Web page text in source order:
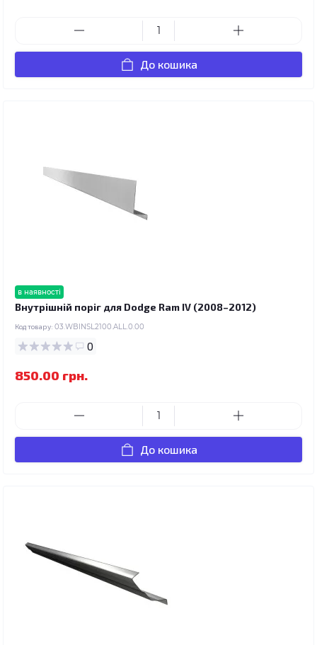
До кошика
в наявності
Внутрішній поріг для Dodge Ram IV (2008–2012)
Код товару: 03.WBINSL2100.ALL.0.00
0
850.00 грн.
До кошика